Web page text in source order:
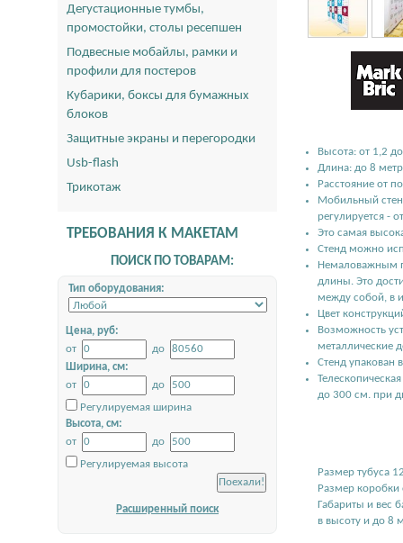
Дегустационные тумбы,
промостойки, столы ресепшен
Подвесные мобайлы, рамки и
профили для постеров
Кубарики, боксы для бумажных
блоков
Защитные экраны и перегородки
Usb-flash
Трикотаж
ТРЕБОВАНИЯ К МАКЕТАМ
ПОИСК ПО ТОВАРАМ:
Тип оборудования:
Цена, руб:
от
до
Ширина, см:
от
до
Регулируемая ширина
Высота, см:
от
до
Регулируемая высота
Расширенный поиск
Высота: от 1,2
Длина: до 8
Расстояние от
Мобильный
регулируется -
Это самая
Стенд можно
Немаловажным
длины. Это
между собой, в
Цвет
Возможность
металлические
Стенд упакован
до 300 см. при
Размер тубуса
Размер коробки
Габариты и вес
в высоту и до 8